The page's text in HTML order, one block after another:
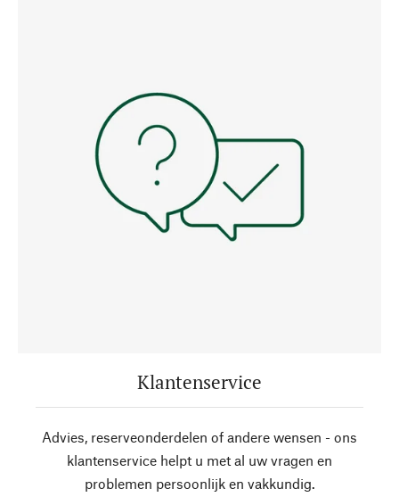
Klantenservice
Advies, reserveonderdelen of andere wensen - ons
klantenservice helpt u met al uw vragen en
problemen persoonlijk en vakkundig.